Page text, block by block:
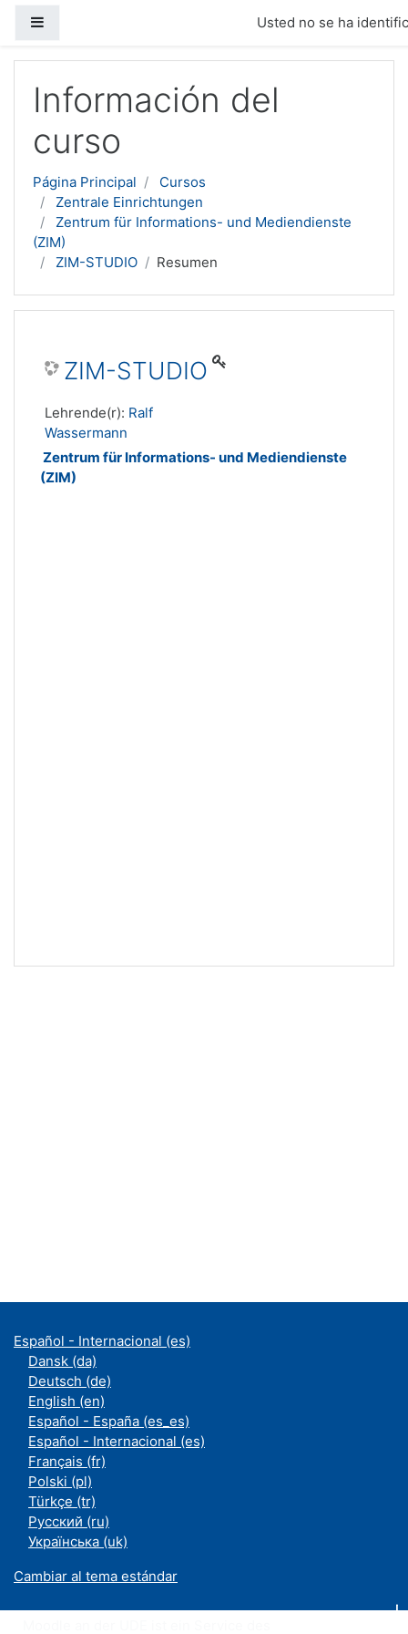
Usted no se ha
Información del
curso
Página Principal
Cursos
Zentrale Einrichtungen
Zentrum für Informations- und Mediendienste
(ZIM)
ZIM-STUDIO
Resumen
ZIM-STUDIO
Lehrende(r): Ralf
Wassermann
Zentrum für Informations- und Mediendienste
(ZIM)
Español - Internacional ‎(es)‎
Dansk ‎(da)‎
Deutsch ‎(de)‎
English ‎(en)‎
Español - España ‎(es_es)‎
Español - Internacional ‎(es)‎
Français ‎(fr)‎
Polski ‎(pl)‎
Türkçe ‎(tr)‎
Русский ‎(ru)‎
Українська ‎(uk)‎
Cambiar al tema estándar